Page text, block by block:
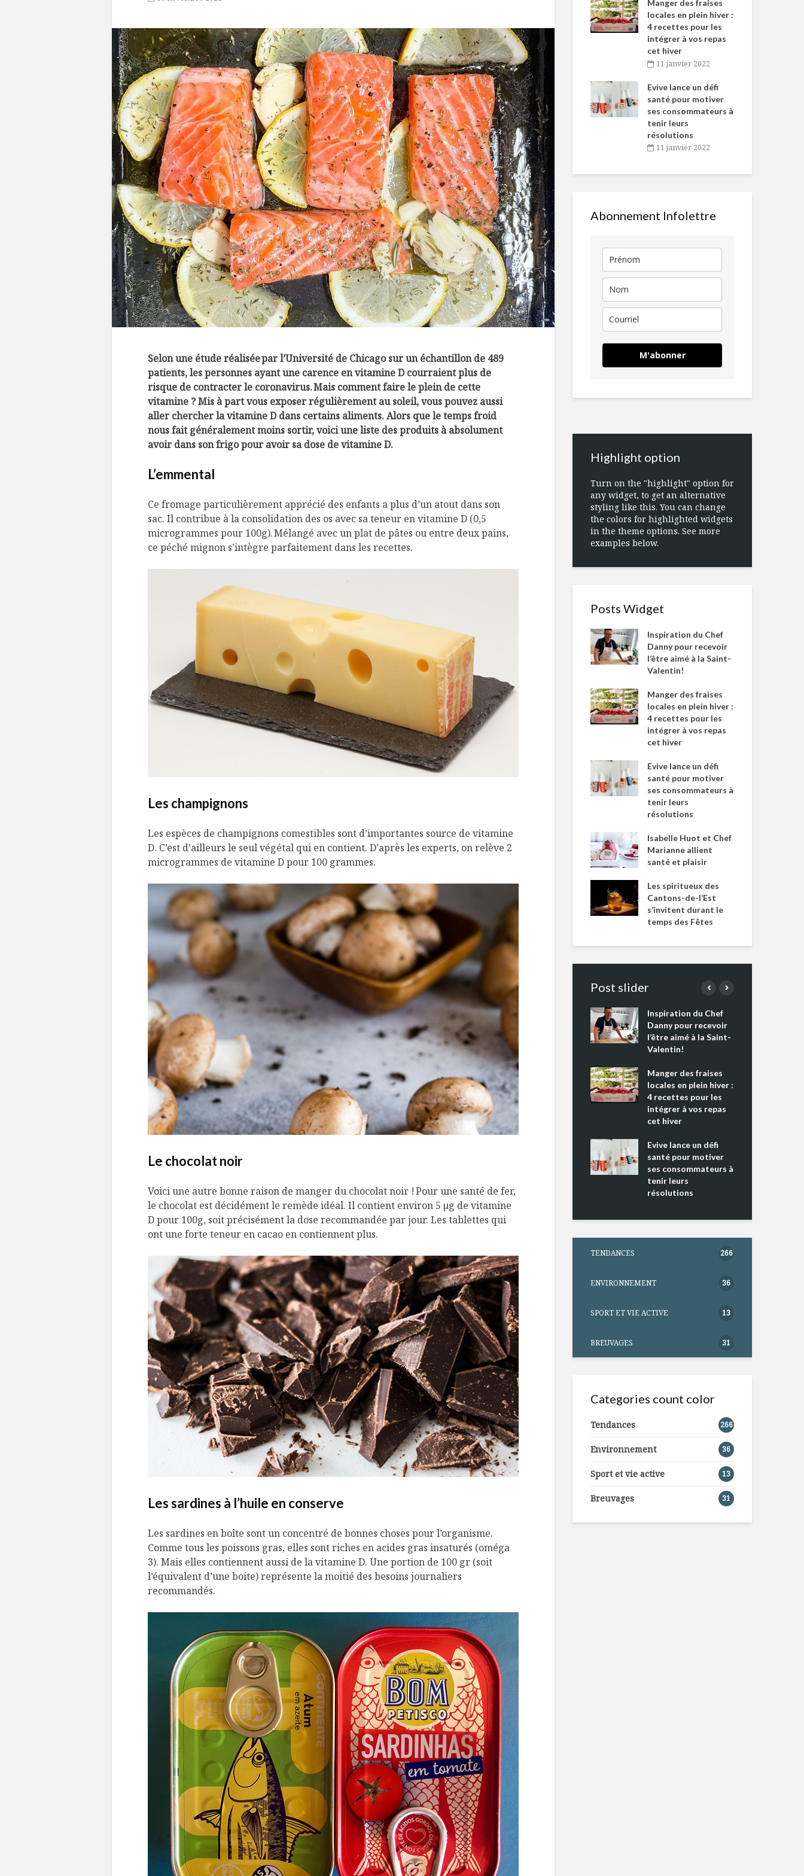
Selon une étude réalisée par l’Université de Chicago sur un échantillon de 489
patients, les personnes ayant une carence en vitamine D courraient plus de
risque de contracter le coronavirus. Mais comment faire le plein de cette
vitamine ? Mis à part vous exposer régulièrement au soleil, vous pouvez aussi
aller chercher la vitamine D dans certains aliments. Alors que le temps froid
nous fait généralement moins sortir, voici une liste des produits à absolument
avoir dans son frigo pour avoir sa dose de vitamine D.
L’emmental
Ce fromage particulièrement apprécié des enfants a plus d’un atout dans son
sac. Il contribue à la consolidation des os avec sa teneur en vitamine D (0,5
microgrammes pour 100g). Mélangé avec un plat de pâtes ou entre deux pains,
ce péché mignon s’intègre parfaitement dans les recettes.
Les champignons
Les espèces de champignons comestibles sont d’importantes source de vitamine
D. C’est d’ailleurs le seul végétal qui en contient. D’après les experts, on relève 2
microgrammes de vitamine D pour 100 grammes.
Le chocolat noir
Voici une autre bonne raison de manger du chocolat noir ! Pour une santé de fer,
le chocolat est décidément le remède idéal. Il contient environ 5 µg de vitamine
D pour 100g, soit précisément la dose recommandée par jour. Les tablettes qui
ont une forte teneur en cacao en contiennent plus.
Les sardines à l’huile en conserve
Les sardines en boîte sont un concentré de bonnes choses pour l’organisme.
Comme tous les poissons gras, elles sont riches en acides gras insaturés (oméga
3). Mais elles contiennent aussi de la vitamine D. Une portion de 100 gr (soit
l’équivalent d’une boite) représente la moitié des besoins journaliers
recommandés.
4 recettes pour les
intégrer à vos repas
cet hiver
11 janvier 2022
Evive lance un défi
santé pour motiver
ses consommateurs à
tenir leurs
résolutions
11 janvier 2022
temps des Fêtes
25 novembre 2021
Tout baigne dans
l’huile… de Caméline
pour Chantal Van
Winden
25 novembre 2021
Manger des fraises
locales en plein hiver :
4 recettes pour les
intégrer à vos repas
cet hiver
11 janvier 2022
Evive lance un défi
santé pour motiver
ses consommateurs à
tenir leurs
résolutions
11 janvier 2022
Abonnement Infolettre
M'abonner
Highlight option
Turn on the "highlight" option for
any widget, to get an alternative
styling like this. You can change
the colors for highlighted widgets
in the theme options. See more
examples below.
Posts Widget
Inspiration du Chef
Danny pour recevoir
l’être aimé à la Saint-
Valentin!
Manger des fraises
locales en plein hiver :
4 recettes pour les
intégrer à vos repas
cet hiver
Evive lance un défi
santé pour motiver
ses consommateurs à
tenir leurs
résolutions
Isabelle Huot et Chef
Marianne allient
santé et plaisir
Les spiritueux des
Cantons-de-l’Est
s’invitent durant le
temps des Fêtes
Post slider
Isabelle Huot et Chef
Marianne allient
santé et plaisir
Les spiritueux des
Cantons-de-l’Est
s’invitent durant le
temps des Fêtes
Tout baigne dans
l’huile… de Caméline
Les
à faire tout un
« buzz » !
Le snacking 2 : Une
tendance mondiale
vitamine D
Inspiration du Chef
Danny pour recevoir
l’être aimé à la Saint-
Valentin!
Manger des fraises
locales en plein hiver :
4 recettes pour les
intégrer à vos repas
cet hiver
Evive lance un défi
santé pour motiver
ses consommateurs à
tenir leurs
résolutions
TENDANCES 266
ENVIRONNEMENT 36
SPORT ET VIE ACTIVE 13
BREUVAGES 31
Categories count color
Tendances 266
Environnement 36
Sport et vie active 13
Breuvages 31
Cours de
mixologie 101!
Galette de
sarrasin au saumon
Légumineuses à ma